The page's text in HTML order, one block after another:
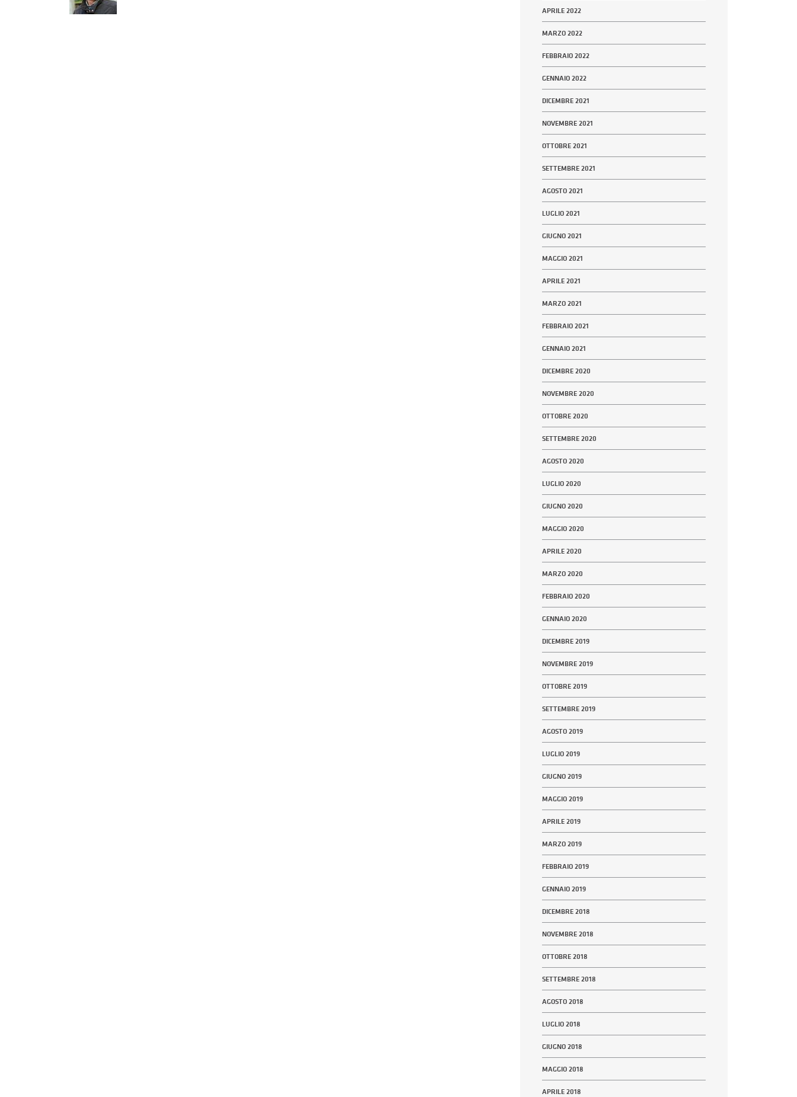
APRILE 2022
MARZO 2022
FEBBRAIO 2022
GENNAIO 2022
DICEMBRE 2021
NOVEMBRE 2021
OTTOBRE 2021
SETTEMBRE 2021
AGOSTO 2021
LUGLIO 2021
GIUGNO 2021
MAGGIO 2021
APRILE 2021
MARZO 2021
FEBBRAIO 2021
GENNAIO 2021
DICEMBRE 2020
NOVEMBRE 2020
OTTOBRE 2020
SETTEMBRE 2020
AGOSTO 2020
LUGLIO 2020
GIUGNO 2020
MAGGIO 2020
APRILE 2020
MARZO 2020
FEBBRAIO 2020
GENNAIO 2020
DICEMBRE 2019
NOVEMBRE 2019
OTTOBRE 2019
SETTEMBRE 2019
AGOSTO 2019
LUGLIO 2019
GIUGNO 2019
MAGGIO 2019
APRILE 2019
MARZO 2019
FEBBRAIO 2019
GENNAIO 2019
DICEMBRE 2018
NOVEMBRE 2018
OTTOBRE 2018
SETTEMBRE 2018
AGOSTO 2018
LUGLIO 2018
GIUGNO 2018
MAGGIO 2018
APRILE 2018